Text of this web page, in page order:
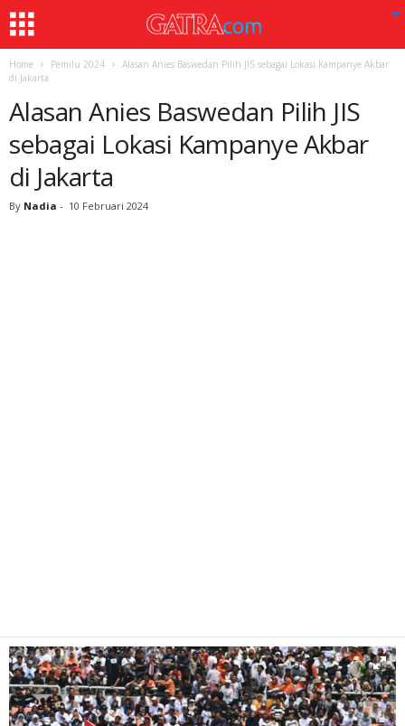
Home Pemilu 2024
Alasan Anies Baswedan Pilih JIS sebagai Lokasi Kampanye Akbar
di Jakarta
Alasan Anies Baswedan Pilih JIS
sebagai Lokasi Kampanye Akbar
di Jakarta
By Nadia - 10 Februari 2024